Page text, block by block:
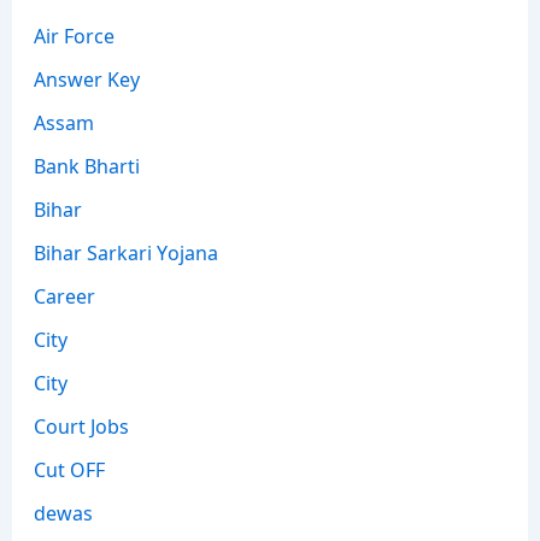
Air Force
Answer Key
Assam
Bank Bharti
Bihar
Bihar Sarkari Yojana
Career
City
City
Court Jobs
Cut OFF
dewas